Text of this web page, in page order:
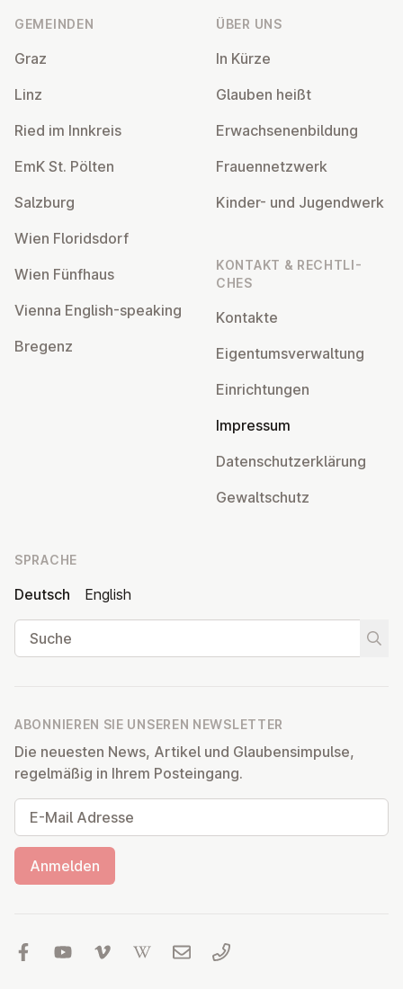
GEMEINDEN
Graz
Linz
Ried im Innkreis
EmK St. Pölten
Salzburg
Wien Flo­rids­dorf
Wien Fünfhaus
Vienna English-speaking
Bregenz
ÜBER UNS
In Kürze
Glauben heißt
Er­wach­se­nen­bil­dung
Frau­en­netz­werk
Kinder- und Ju­gend­werk
KONTAKT & RECHT­LI­
CHES
Kontakte
Ei­gen­tums­ver­wal­tung
Ein­rich­tun­gen
Impressum
Da­ten­schutz­er­klä­rung
Ge­walt­schutz
SPRACHE
Deutsch
English
Suche
ABONNIEREN SIE UNSEREN NEWSLETTER
Die neuesten News, Artikel und Glaubensimpulse,
regelmäßig in Ihrem Posteingang.
E-Mail Adresse
Anmelden